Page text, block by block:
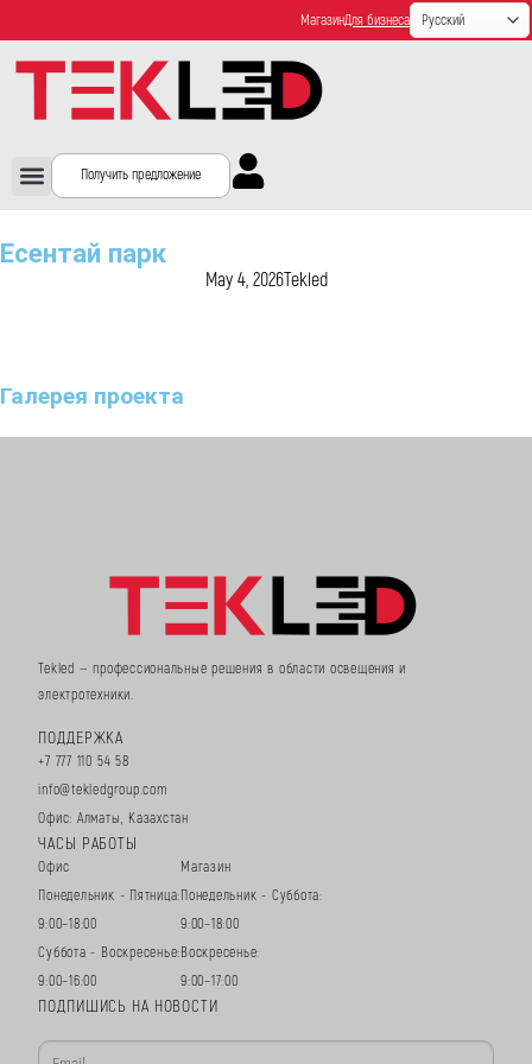
МагазинДля бизнеса
Получить предложение
Есентай парк
May 4, 2026Tekled
Галерея проекта
Tekled — профессиональные решения в области освещения и
электротехники.
ПОДДЕРЖКА
+7 777 110 54 58
info@tekledgroup.com
Офис: Алматы, Казахстан
ЧАСЫ РАБОТЫ
Офис
Понедельник - Пятница:
9:00–18:00
Суббота - Воскресенье:
9:00–16:00
Магазин
Понедельник - Суббота:
9:00–18:00
Воскресенье:
9:00–17:00
ПОДПИШИСЬ НА НОВОСТИ